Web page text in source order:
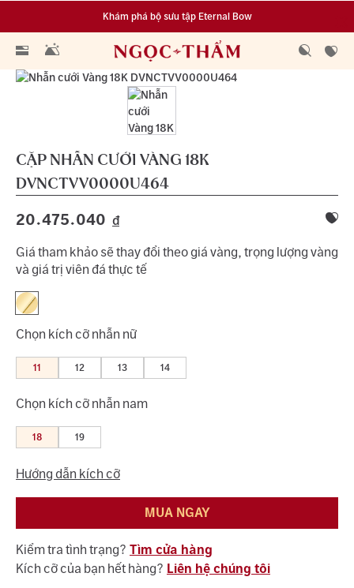
Khám phá bộ sưu tập Eternal Bow
Đa dạng lựa chọn tích luỹ từ 0.1 chỉ vàng 999.9
CẶP NHẪN CƯỚI VÀNG 18K
DVNCTVV0000U464
20.475.040 đ
Giá tham khảo sẽ thay đổi theo giá vàng, trọng lượng vàng
và giá trị viên đá thực tế
Chọn kích cỡ nhẫn nữ
11 12 13 14
Chọn kích cỡ nhẫn nam
18 19
Hướng dẫn kích cỡ
MUA NGAY
Kiểm tra tình trạng? Tìm cửa hàng
Kích cỡ của bạn hết hàng? Liên hệ chúng tôi